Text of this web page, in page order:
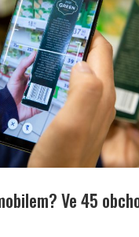
Ve 45